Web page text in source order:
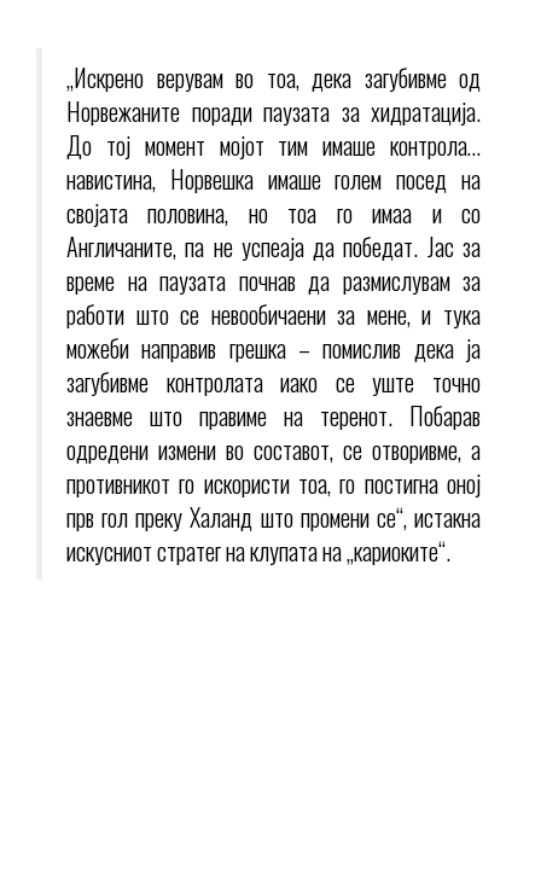
„Искрено верувам во тоа, дека загубивме од
Норвежаните поради паузата за хидратација.
До тој момент мојот тим имаше контрола…
навистина, Норвешка имаше голем посед на
својата половина, но тоа го имаа и со
Англичаните, па не успеаја да победат. Јас за
време на паузата почнав да размислувам за
работи што се невообичаени за мене, и тука
можеби направив грешка – помислив дека ја
загубивме контролата иако се уште точно
знаевме што правиме на теренот. Побарав
одредени измени во составот, се отворивме, а
противникот го искористи тоа, го постигна оној
прв гол преку Халанд што промени се“, истакна
искусниот стратег на клупата на „кариоките“.